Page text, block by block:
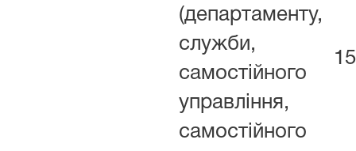
(департаменту,
служби,
самостійного
управління,
самостійного
15